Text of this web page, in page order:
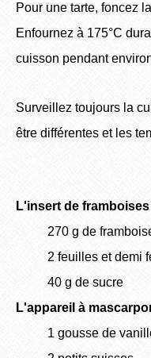
Pour une tarte, foncez
Enfournez à 175°C
cuisson pendant
Surveillez toujours la
être différentes et les
L'insert de framboises
270 g de
2 feuilles et demi
40 g de sucre
L'appareil à
1 gousse de